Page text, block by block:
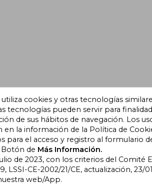
Ecuador Buscalibre España
utiliza cookies y otras tecnologías
tecnologías pueden servir para
de sus hábitos de navegación. Los
la información de la Política de
para el acceso y registro al formulario
Botón de Más Información.
de 2023, con los criterios del Comité
CE-2002/21/CE, actualización, 23/
web/App.